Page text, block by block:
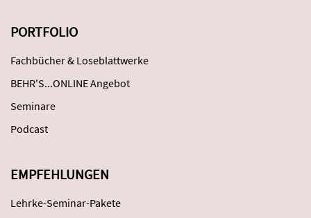
PORTFOLIO
Fachbücher & Loseblattwerke
BEHR'S...ONLINE Angebot
Seminare
Podcast
EMPFEHLUNGEN
Lehrke-Seminar-Pakete